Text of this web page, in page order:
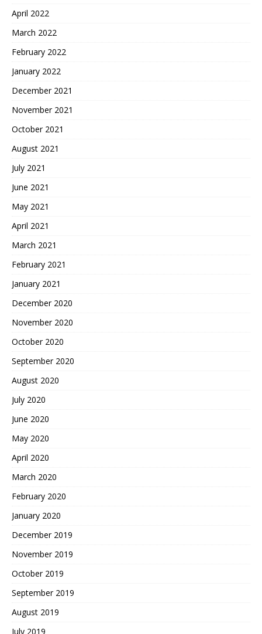
April 2022
March 2022
February 2022
January 2022
December 2021
November 2021
October 2021
August 2021
July 2021
June 2021
May 2021
April 2021
March 2021
February 2021
January 2021
December 2020
November 2020
October 2020
September 2020
August 2020
July 2020
June 2020
May 2020
April 2020
March 2020
February 2020
January 2020
December 2019
November 2019
October 2019
September 2019
August 2019
July 2019